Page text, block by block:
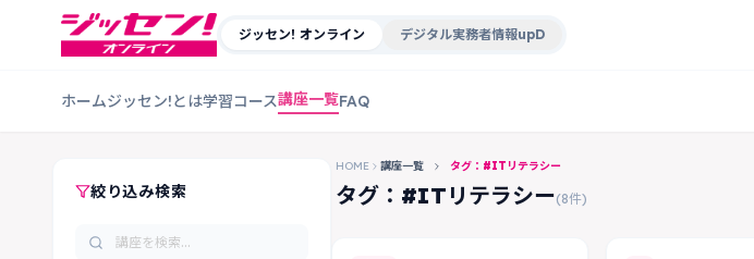
ジッセン! オンライン デジタル実務者情報upD
ホームジッセン!とは学習コース講座一覧FAQ
絞り込み検索
HOME 講座一覧 タグ：#ITリテラシー
タグ：#ITリテラシー(8件)